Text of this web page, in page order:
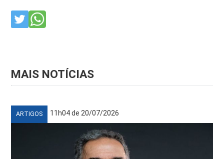
MAIS NOTÍCIAS
ARTIGOS 11h04 de 20/07/2026